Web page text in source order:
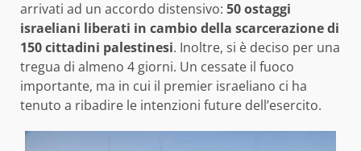
arrivati ad un accordo distensivo: 50 ostaggi
israeliani liberati in cambio della scarcerazione di
150 cittadini palestinesi. Inoltre, si è deciso per una
tregua di almeno 4 giorni. Un cessate il fuoco
importante, ma in cui il premier israeliano ci ha
tenuto a ribadire le intenzioni future dell’esercito.